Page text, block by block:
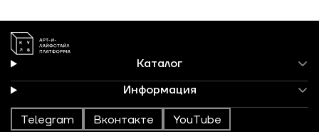
Каталог
Информация
Telegram Вконтакте YouTube